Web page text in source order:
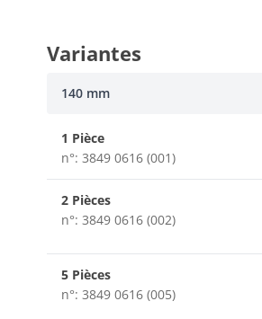
Variantes
140 mm
1 Pièce
n°: 3849 0616 (001)
2 Pièces
n°: 3849 0616 (002)
5 Pièces
n°: 3849 0616 (005)